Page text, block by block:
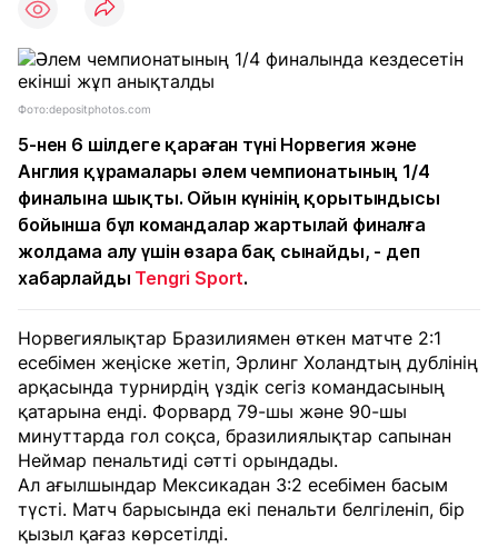
Фото:depositphotos.com
5-нен 6 шілдеге қараған түні Норвегия және
Англия құрамалары әлем чемпионатының 1/4
финалына шықты. Ойын күнінің қорытындысы
бойынша бұл командалар жартылай финалға
жолдама алу үшін өзара бақ сынайды, - деп
хабарлайды Tengri Sport.
Норвегиялықтар Бразилиямен өткен матчте 2:1
есебімен жеңіске жетіп, Эрлинг Холандтың дублінің
арқасында турнирдің үздік сегіз командасының
қатарына енді. Форвард 79-шы және 90-шы
минуттарда гол соқса, бразилиялықтар сапынан
Неймар пенальтиді сәтті орындады.
Ал ағылшындар Мексикадан 3:2 есебімен басым
түсті. Матч барысында екі пенальти белгіленіп, бір
қызыл қағаз көрсетілді.